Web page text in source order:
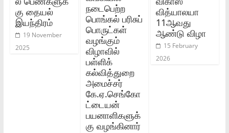
கு தையல்
இயந்திரம்
19 November
2025
நடைபெற்ற
பொங்கல் பரிசுப்
பொருட்கள்
வழங்கும்
விழாவில்
பள்ளிக்
கல்வித்துறை
அமைச்சர்
கே.ஏ.செங்கோ
ட்டையன்
பயனாளிகளுக்
கு வழங்கினார்
வித்யாலயா
11ஆவது
ஆண்டு விழா
15 February
2026